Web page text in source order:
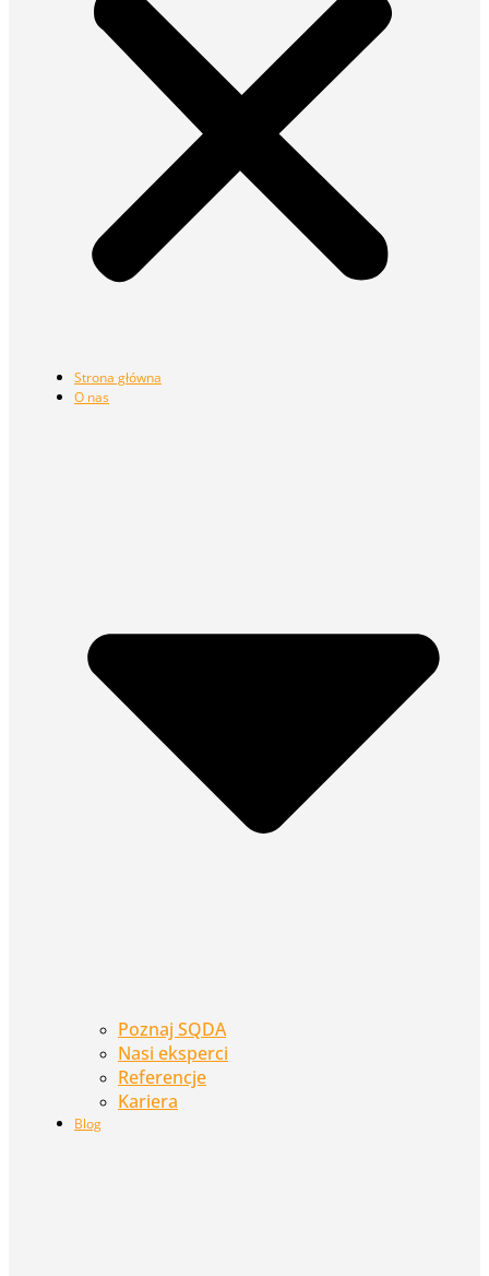
Strona główna
O nas
Poznaj SQDA
Nasi eksperci
Referencje
Kariera
Blog